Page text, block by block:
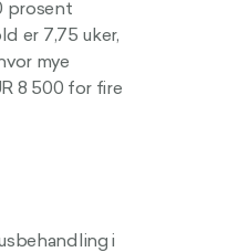
prosent
er 7,75 uker,
mye
8 500 for fire
i